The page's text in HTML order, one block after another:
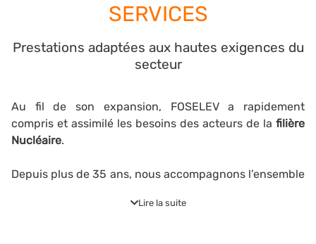
SERVICES
Prestations adaptées aux hautes exigences du
secteur
Au fil de son expansion, FOSELEV a rapidement
compris et assimilé les besoins des acteurs de la filière
Nucléaire.
Depuis plus de 35 ans, nous accompagnons l’ensemble
le renouvellement et la modernisation de leurs
Lire la suite